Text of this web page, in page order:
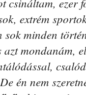
extrém
minden
mondanám,
én nem